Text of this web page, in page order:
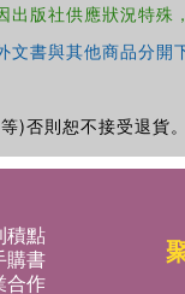
版社供應狀況特殊
書與其他商品分開
)否則恕不接受退貨。
積點
購書
合作